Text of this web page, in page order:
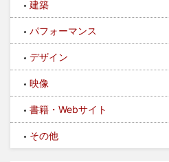
建築
パフォーマンス
デザイン
映像
書籍・Webサイト
その他